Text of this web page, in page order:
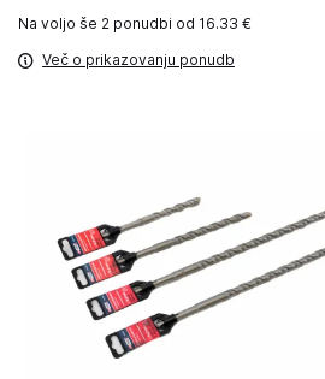
Na voljo še 2 ponudbi od 16.33 €
Več o prikazovanju ponudb